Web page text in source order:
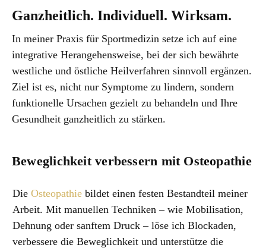
Ganzheitlich. Individuell. Wirksam.
In meiner Praxis für Sportmedizin setze ich auf eine
integrative Herangehensweise, bei der sich bewährte
westliche und östliche Heilverfahren sinnvoll ergänzen.
Ziel ist es, nicht nur Symptome zu lindern, sondern
funktionelle Ursachen gezielt zu behandeln und Ihre
Gesundheit ganzheitlich zu stärken.
Beweglichkeit verbessern mit Osteopathie
Die Osteopathie bildet einen festen Bestandteil meiner
Arbeit. Mit manuellen Techniken – wie Mobilisation,
Dehnung oder sanftem Druck – löse ich Blockaden,
verbessere die Beweglichkeit und unterstütze die